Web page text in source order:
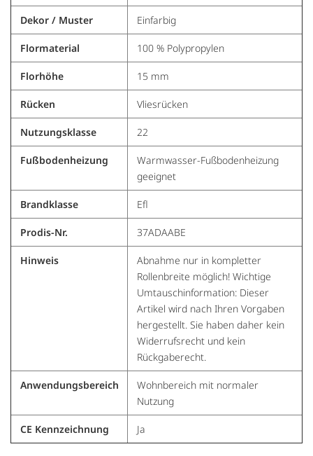
Dekor / Muster Einfarbig
Flormaterial 100 % Polypropylen
Florhöhe 15 mm
Rücken Vliesrücken
Nutzungsklasse 22
Fußbodenheizung
Warmwasser-Fußbodenheizung
geeignet
Brandklasse Efl
Prodis-Nr. 37ADAABE
Hinweis
Abnahme nur in kompletter
Rollenbreite möglich! Wichtige
Umtauschinformation: Dieser
Artikel wird nach Ihren Vorgaben
hergestellt. Sie haben daher kein
Widerrufsrecht und kein
Rückgaberecht.
Anwendungsbereich
Wohnbereich mit normaler
Nutzung
CE Kennzeichnung Ja